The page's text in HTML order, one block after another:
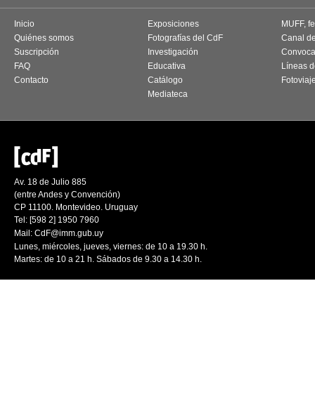
Inicio
Quiénes somos
Suscripción
FAQ
Contacto
Exposiciones
Fotografías del CdF
Investigación
Educativa
Catálogo
Mediateca
MUFF,
Canal
Líneas
Av. 18 de Julio 885
(entre Andes y Convención)
CP 11100. Montevideo. Uruguay
Tel: [598 2] 1950 7960
Mail: CdF@imm.gub.uy
Lunes, miércoles, jueves, viernes: de 10 a 19.30 h.
Martes: de 10 a 21 h. Sábados de 9.30 a 14.30 h.